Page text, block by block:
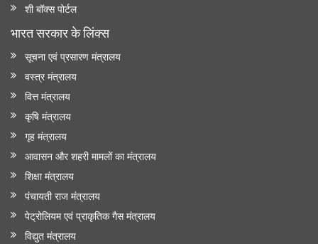
शी बॉक्स पोर्टल
भारत सरकार के लिंक्‍स
सूचना एवं प्रसारण मंत्रालय
वस्त्र मंत्रालय
वित्त मंत्रालय
कृषि मंत्रालय
गृह मंत्रालय
आवासन और शहरी मामलों का मंत्रालय
शिक्षा मंत्रालय
पंचायती राज मंत्रालय
पेट्रोलियम एवं प्राकृतिक गैस मंत्रालय
विद्युत मंत्रालय